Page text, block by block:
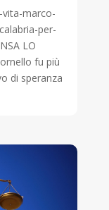
marco-
per-
LO
fu più
di speranza